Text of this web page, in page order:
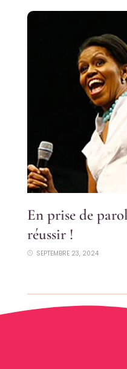
En prise de
réussir !
SEPTEMBRE 23, 2024